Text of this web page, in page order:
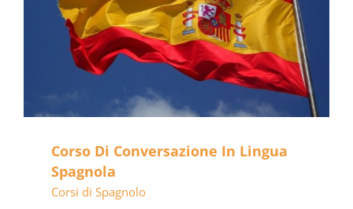
Corso Di Conversazione In Lingua
Spagnola
Corsi di Spagnolo